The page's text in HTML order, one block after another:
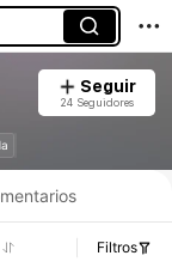
Seguir
24 Seguidores
Filtros